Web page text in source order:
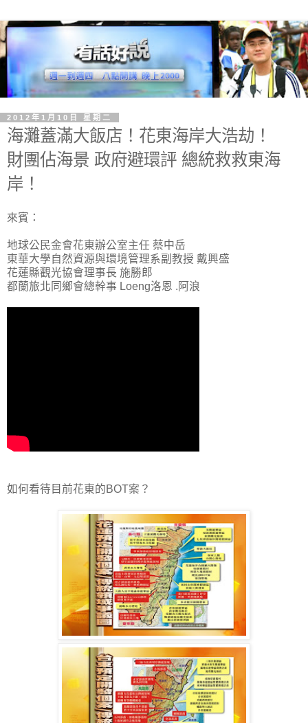
2012年1月10日 星期二
海灘蓋滿大飯店！花東海岸大浩劫！
財團佔海景 政府避環評 總統救救東海
岸！
來賓：
地球公民金會花東辦公室主任 蔡中岳
東華大學自然資源與環境管理系副教授 戴興盛
花蓮縣觀光協會理事長 施勝郎
都蘭旅北同鄉會總幹事 Loeng洛恩 .阿浪
如何看待目前花東的BOT案？